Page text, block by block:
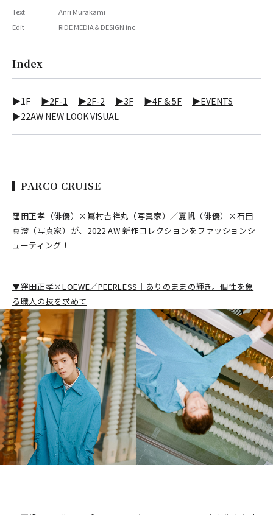
Text
Anri Murakami
Edit
RIDE MEDIA＆DESIGN inc.
Index
▶1F ▶2F-1 ▶2F-2 ▶3F ▶4F & 5F
▶EVENTS
▶22AW NEW LOOK VISUAL
PARCO CRUISE
窪田正孝（俳優）×嶌村吉祥丸（写真家）／夏帆（俳優）×石田
真澄（写真家）が、2022 AW 新作コレクションをファッションシ
ューティング！
▼窪田正孝×LOEWE／PEERLESS｜ありのままの輝き。個性を象
る職人の技を求めて